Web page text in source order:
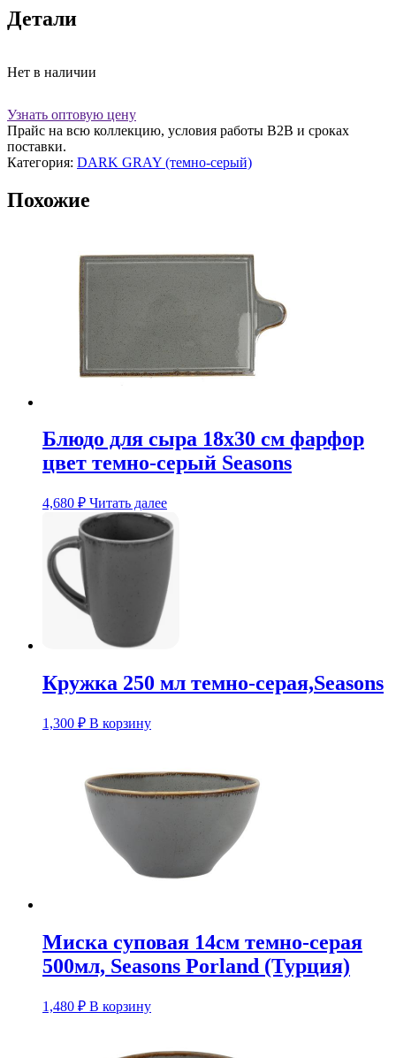
Детали
Нет в наличии
Узнать оптовую цену
Прайс на всю коллекцию, условия работы В2В и сроках
поставки.
Категория: DARK GRAY (темно-серый)
Похожие
Блюдо для сыра 18х30 см фарфор
цвет темно-серый Seasons
4,680 ₽ Читать далее
Кружка 250 мл темно-серая,Seasons
1,300 ₽ В корзину
Миска суповая 14см темно-серая
500мл, Seasons Porland (Турция)
1,480 ₽ В корзину